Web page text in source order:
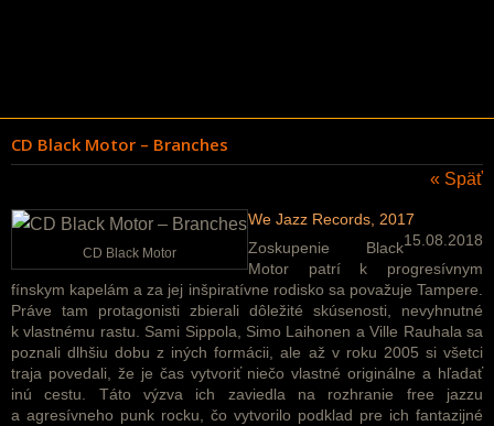
CD Black Motor – Branches
« Späť
CD Black Motor
We Jazz Records, 2017
15.08.2018
Zoskupenie Black
Motor patrí k progresívnym
fínskym kapelám a za jej inšpiratívne rodisko sa považuje Tampere.
Práve tam protagonisti zbierali dôležité skúsenosti, nevyhnutné
k vlastnému rastu. Sami Sippola, Simo Laihonen a Ville Rauhala sa
poznali dlhšiu dobu z iných formácii, ale až v roku 2005 si všetci
traja povedali, že je čas vytvoriť niečo vlastné originálne a hľadať
inú cestu. Táto výzva ich zaviedla na rozhranie free jazzu
a agresívneho punk rocku, čo vytvorilo podklad pre ich fantazijné